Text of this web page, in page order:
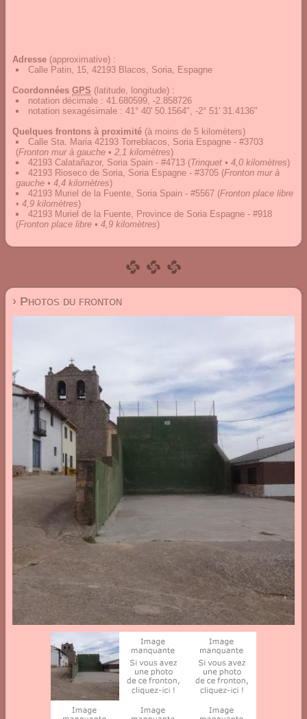
Adresse (approximative) :
Calle Patin, 15, 42193 Blacos, Soria, Espagne
Coordonnées GPS (latitude, longitude) :
notation décimale : 41.680599, -2.858726
notation sexagésimale : 41° 40' 50.1564", -2° 51' 31.4136"
Quelques frontons à proximité (à moins de 5 kilomèters)
Calle Sta. Maria 42193 Torreblacos, Soria Espagne - #3703
(Fronton mur à gauche • 2,1 kilomètres)
42193 Calatañazor, Soria Spain - #4713 (Trinquet • 4,0 kilomètres)
42193 Rioseco de Soria, Soria Espagne - #3705 (Fronton mur à
gauche • 4,4 kilomètres)
42193 Muriel de la Fuente, Soria Spain - #5567 (Fronton place libre
• 4,9 kilomètres)
42193 Muriel de la Fuente, Province de Soria Espagne - #918
(Fronton place libre • 4,9 kilomètres)
› Photos du fronton